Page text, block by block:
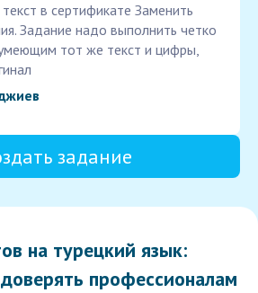
в сертификате Заменить
Задание надо выполнить четко
тот же текст и цифры,
задание
на турецкий язык:
профессионалам